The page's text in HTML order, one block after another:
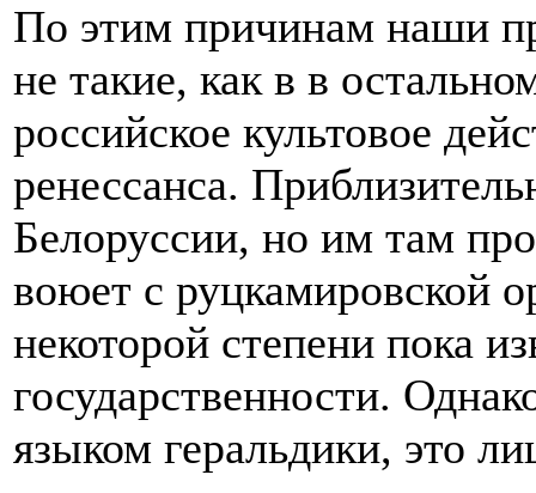
По этим причинам наши
не такие, как в в
российское культовое
ренессанса.
Белоруссии, но им там
воюет с руцкамировской
некоторой степени пока
государственности.
языком геральдики, это